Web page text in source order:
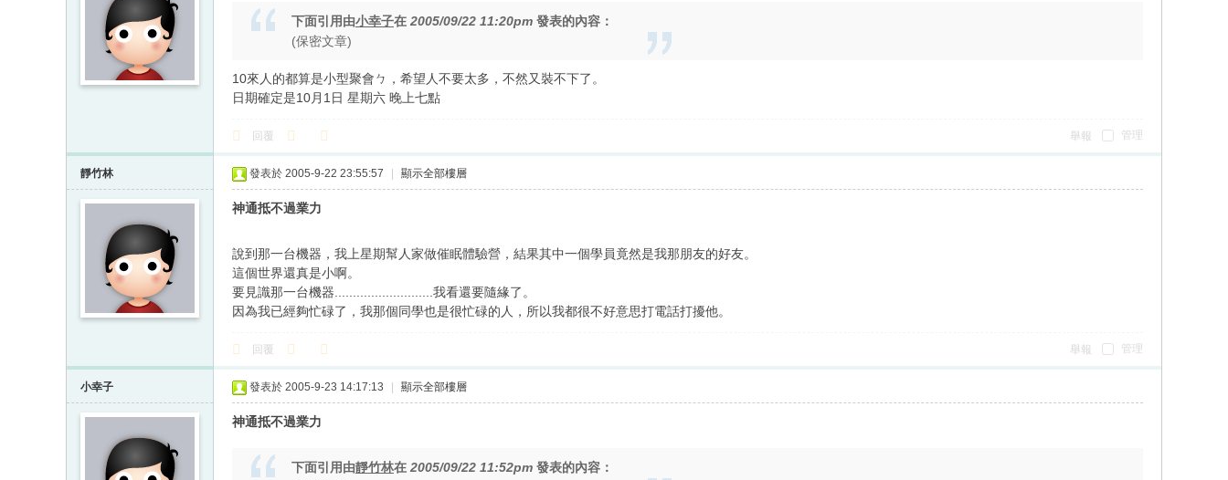
下面引用由小幸子在 2005/09/22 11:20pm 發表的內容：
(保密文章)
10來人的都算是小型聚會ㄅ，希望人不要太多，不然又裝不下了。
日期確定是10月1日 星期六 晚上七點
管理
回覆 舉報
靜竹林 發表於 2005-9-22 23:55:57 顯示全部樓層
神通抵不過業力
說到那一台機器，我上星期幫人家做催眠體驗營，結果其中一個學員竟然是我那朋友的好友。
這個世界還真是小啊。
要見識那一台機器...........................我看還要隨緣了。
因為我已經夠忙碌了，我那個同學也是很忙碌的人，所以我都很不好意思打電話打擾他。
管理
回覆 舉報
小幸子 發表於 2005-9-23 14:17:13 顯示全部樓層
神通抵不過業力
下面引用由靜竹林在 2005/09/22 11:52pm 發表的內容：